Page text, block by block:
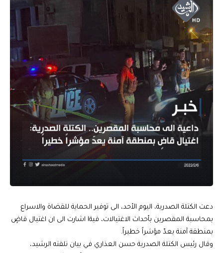
دعت الكتلة الصدرية، اليوم الأحد، الى توفير الحماية للقضاة والاسراع
بمحاسبة المقصرين بأحداث الاغتيالات، فيةا اشارت الى ان اغتيال قاضٍ
بمنطقة آمنة يعدّ مؤشراً خطيراً.
وقال رئيس الكتلة الصدرية حسن العذاري في بيان تلقته الرشيد،